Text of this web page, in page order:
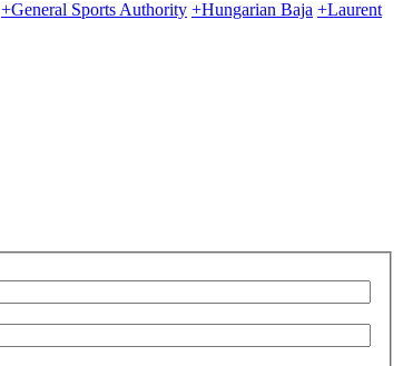
+General Sports Authority +Hungarian Baja +Laurent